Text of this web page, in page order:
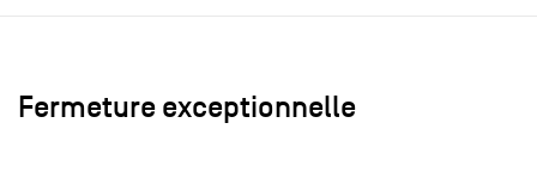
Fermeture exceptionnelle